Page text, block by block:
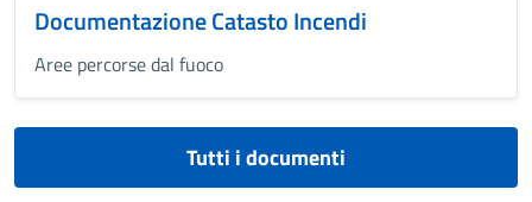
Documentazione Catasto Incendi
Aree percorse dal fuoco
Tutti i documenti